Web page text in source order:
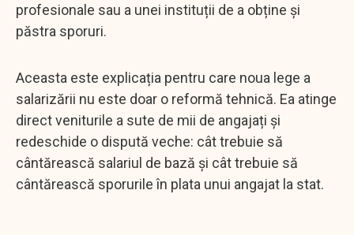
profesionale sau a unei instituții de a obține și
păstra sporuri.
Aceasta este explicația pentru care noua lege a
salarizării nu este doar o reformă tehnică. Ea atinge
direct veniturile a sute de mii de angajați și
redeschide o dispută veche: cât trebuie să
cântărească salariul de bază și cât trebuie să
cântărească sporurile în plata unui angajat la stat.